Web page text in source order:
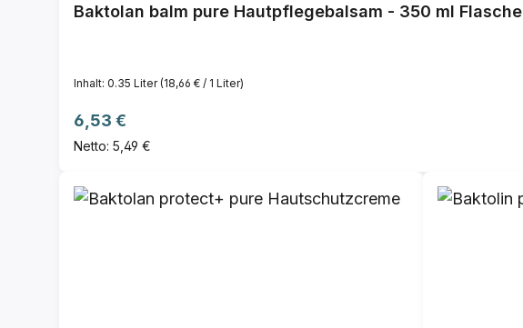
Baktolan balm pure Hautpflegebalsam - 350 ml Flasche
Inhalt: 0.35 Liter(18,66 € / 1 Liter)
Regulärer Preis:
6,53 €
Netto: 5,49 €